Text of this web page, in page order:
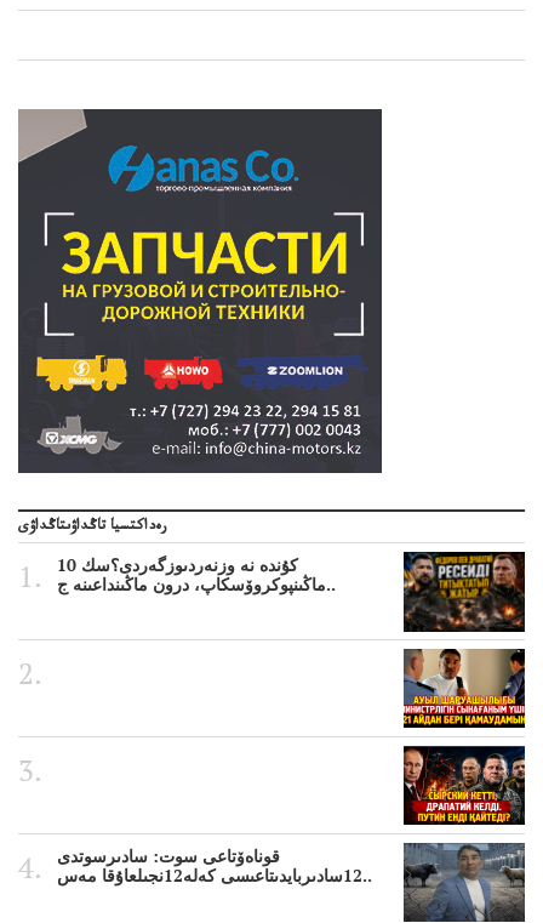
رەداكتسيا تاڭداۋىتاڭداۋى
10 كۇندە نە وزنەردىوزگەردى؟سك
ماڭىنپوكروۆسكاپ، درون ماڭىنداعىنە ج..
قوناەۆتاعى سوت: سادىرسوتدى
12سادىربايدىتاعىسى كەلە12نجىلعاۇقا مەس..